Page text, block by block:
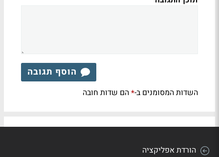
הוסף תגובה
השדות המסומנים ב-*הם שדות חובה
הורדת אפליקציה